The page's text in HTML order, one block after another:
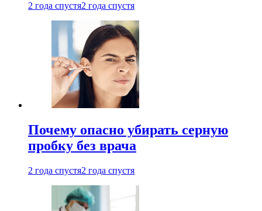
2 года спустя2 года спустя
Почему опасно убирать серную
пробку без врача
2 года спустя2 года спустя